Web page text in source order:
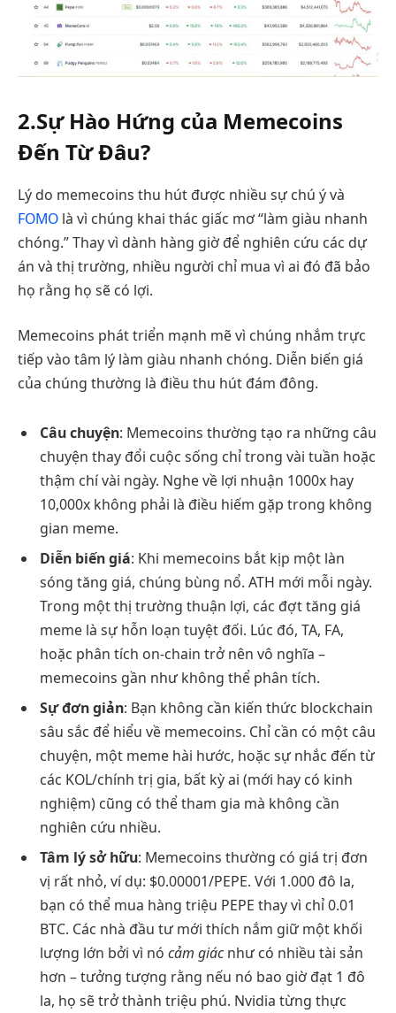
2.Sự Hào Hứng của Memecoins
Đến Từ Đâu?
Lý do memecoins thu hút được nhiều sự chú ý và
FOMO là vì chúng khai thác giấc mơ “làm giàu nhanh
chóng.” Thay vì dành hàng giờ để nghiên cứu các dự
án và thị trường, nhiều người chỉ mua vì ai đó đã bảo
họ rằng họ sẽ có lợi.
Memecoins phát triển mạnh mẽ vì chúng nhắm trực
tiếp vào tâm lý làm giàu nhanh chóng. Diễn biến giá
của chúng thường là điều thu hút đám đông.
Câu chuyện: Memecoins thường tạo ra những câu
chuyện thay đổi cuộc sống chỉ trong vài tuần hoặc
thậm chí vài ngày. Nghe về lợi nhuận 1000x hay
10,000x không phải là điều hiếm gặp trong không
gian meme.
Diễn biến giá: Khi memecoins bắt kịp một làn
sóng tăng giá, chúng bùng nổ. ATH mới mỗi ngày.
Trong một thị trường thuận lợi, các đợt tăng giá
meme là sự hỗn loạn tuyệt đối. Lúc đó, TA, FA,
hoặc phân tích on-chain trở nên vô nghĩa –
memecoins gần như không thể phân tích.
Sự đơn giản: Bạn không cần kiến thức blockchain
sâu sắc để hiểu về memecoins. Chỉ cần có một câu
chuyện, một meme hài hước, hoặc sự nhắc đến từ
các KOL/chính trị gia, bất kỳ ai (mới hay có kinh
nghiệm) cũng có thể tham gia mà không cần
nghiên cứu nhiều.
Tâm lý sở hữu: Memecoins thường có giá trị đơn
vị rất nhỏ, ví dụ: $0.00001/PEPE. Với 1.000 đô la,
bạn có thể mua hàng triệu PEPE thay vì chỉ 0.01
BTC. Các nhà đầu tư mới thích nắm giữ một khối
lượng lớn bởi vì nó cảm giácnhư có nhiều tài sản
hơn – tưởng tượng rằng nếu nó bao giờ đạt 1 đô
la, họ sẽ trở thành triệu phú. Nvidia từng thực